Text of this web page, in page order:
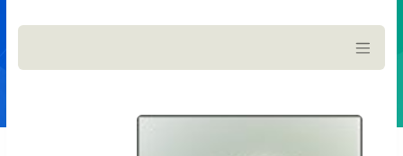
תוכן
ראשי